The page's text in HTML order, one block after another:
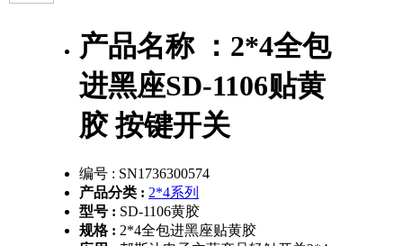
产品名称 ： 2*4全包
进黑座SD-1106贴黄
胶 按键开关
编号 : SN1736300574
产品分类 : 2*4系列
型号 : SD-1106黄胶
规格 : 2*4全包进黑座贴黄胶